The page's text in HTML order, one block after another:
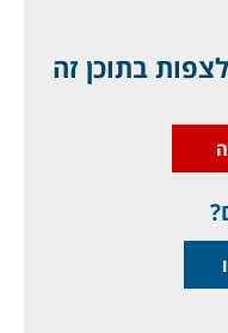
שלטו עד
על 30% מאספקת החיטה, כולל
בתוכן זה